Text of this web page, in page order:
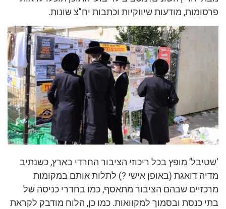
פרסומות, מודעות שיווקיות וכתבות יח”צ שונות.
‘שטיבל’ מופץ בכל ריכוזי הציבור החרדי בארץ, כשנתיב
מדיה דואגת (באופן אישי ?) לתלות אותם במקומות
מרכזיים שבהם הציבור מתאסף, כמו בחדרי כניסה של
בתי כנסת ובסמוך למקוואות. כמו כן, הלוח מודבק לקראת